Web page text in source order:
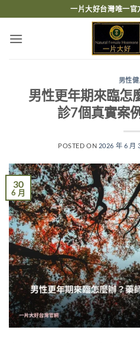
轉
一片大好台灣唯一
男性
男性更年期來臨怎
診7個真實案
POSTED ON 2026 年 6 月
30
6 月